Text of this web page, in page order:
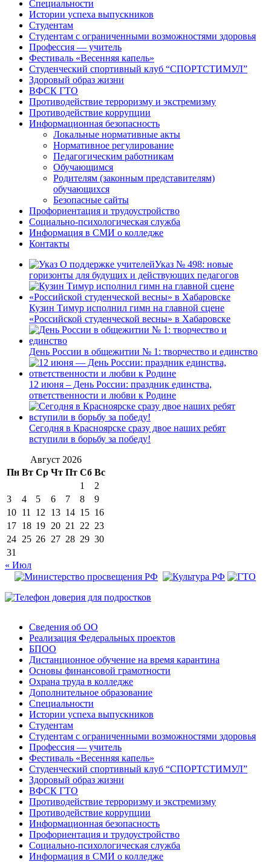
Специальности
Истории успеха выпускников
Студентам
Студентам с ограниченными возможностями здоровья
Профессия — учитель
Фестиваль «Весенняя капель»
Студенческий спортивный клуб “СПОРТСТИМУЛ”
Здоровый образ жизни
ВФСК ГТО
Противодействие терроризму и экстремизму
Противодействие коррупции
Информационная безопасность
Локальные нормативные акты
Нормативное регулирование
Педагогическим работникам
Обучающимся
Родителям (законным представителям)
обучающихся
Безопасные сайты
Профориентация и трудоустройство
Социально-психологическая служба
Информация в СМИ о колледже
Контакты
Указ № 498: новые
горизонты для будущих и действующих педагогов
Кузин Тимур исполнил гимн на главной сцене
«Российской студенческой весны» в Хабаровске
День России в общежитии № 1: творчество и единство
12 июня – День России: праздник единства,
ответственности и любви к Родине
Сегодня в Красноярске сразу двое наших ребят
вступили в борьбу за победу!
Август 2026
Пн Вт Ср Чт Пт Сб Вс
1
2
3
4 5 6 7 8
9
10 11 12 13 14 15 16
17 18 19 20 21 22 23
24 25 26 27 28 29 30
31
« Июл
Сведения об ОО
Реализация Федеральных проектов
БПОО
Дистанционное обучение на время карантина
Основы финансовой грамотности
Охрана труда в колледже
Дополнительное образование
Специальности
Истории успеха выпускников
Студентам
Студентам с ограниченными возможностями здоровья
Профессия — учитель
Фестиваль «Весенняя капель»
Студенческий спортивный клуб “СПОРТСТИМУЛ”
Здоровый образ жизни
ВФСК ГТО
Противодействие терроризму и экстремизму
Противодействие коррупции
Информационная безопасность
Профориентация и трудоустройство
Социально-психологическая служба
Информация в СМИ о колледже